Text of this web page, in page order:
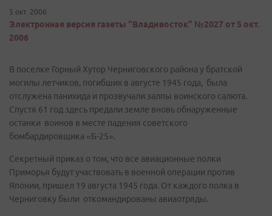
5 окт. 2006
Электронная версия газеты "Владивосток" №2027 от 5 окт.
2006
В поселке Горный Хутор Черниговского района у братской
могилы летчиков, погибших в августе 1945 года, была
отслужена панихида и прозвучали залпы воинского салюта.
Спустя 61 год здесь предали земле вновь обнаруженные
останки воинов в месте падения советского
бомбардировщика «Б-25».
Секретный приказ о том, что все авиационные полки
Приморья будут участвовать в военной операции против
Японии, пришел 19 августа 1945 года. От каждого полка в
Черниговку были откомандированы авиаотряды.